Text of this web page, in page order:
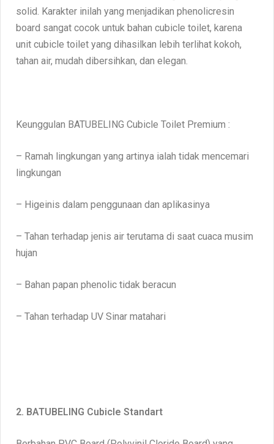
solid. Karakter inilah yang menjadikan phenolicresin
board sangat cocok untuk bahan cubicle toilet, karena
unit cubicle toilet yang dihasilkan lebih terlihat kokoh,
tahan air, mudah dibersihkan, dan elegan.
Keunggulan BATUBELING Cubicle Toilet Premium :
– Ramah lingkungan yang artinya ialah tidak mencemari
lingkungan
– Higeinis dalam penggunaan dan aplikasinya
– Tahan terhadap jenis air terutama di saat cuaca musim
hujan
– Bahan papan phenolic tidak beracun
– Tahan terhadap UV Sinar matahari
2. BATUBELING Cubicle Standart